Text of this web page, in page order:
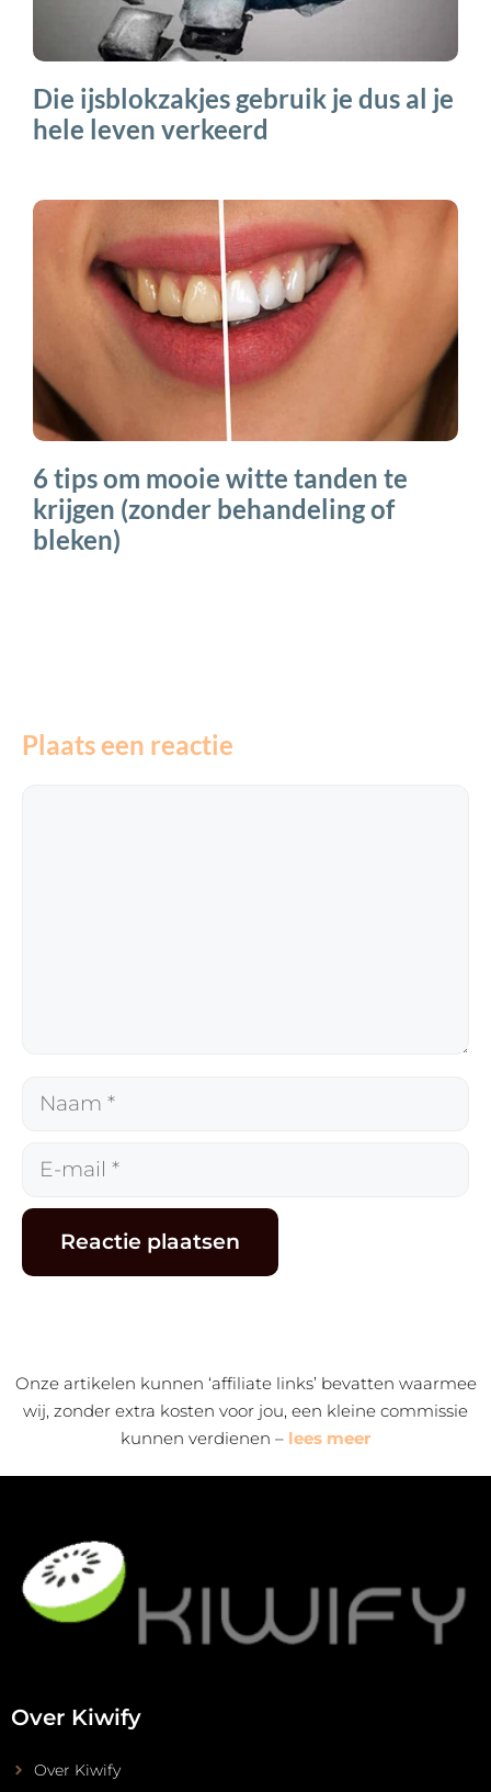
Die ijsblokzakjes gebruik je dus al je
hele leven verkeerd
6 tips om mooie witte tanden te
krijgen (zonder behandeling of
bleken)
Plaats een reactie
Naam
E-
Onze artikelen kunnen ‘affiliate links’ bevatten waarmee
wij, zonder extra kosten voor jou, een kleine commissie
kunnen verdienen – lees meer
Over Kiwify
Over Kiwify